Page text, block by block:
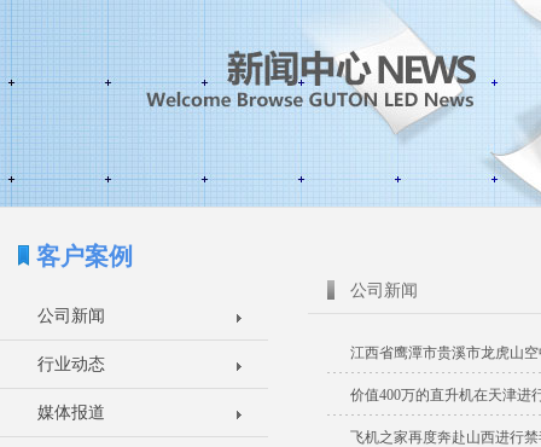
客户案例
公司新闻
行业动态
媒体报道
公司新闻
江西省鹰潭市贵溪市龙虎山
价值400万的直升机在天津进
飞机之家再度奔赴山西进行